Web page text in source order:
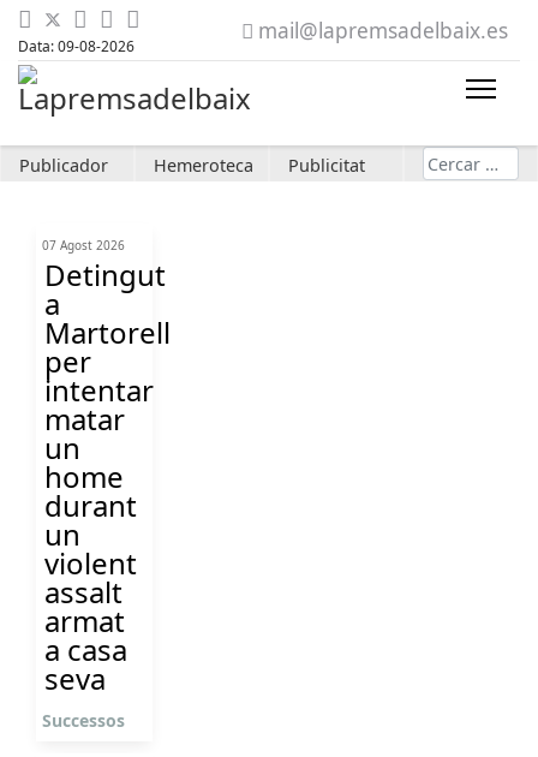
Data: 09-08-2026
mail@lapremsadelbaix.es
Publicador Hemeroteca Publicitat Cerca
07 Agost 2026
Detingut
a
Martorell
per
intentar
matar
un
home
durant
un
violent
assalt
armat
a casa
seva
Successos